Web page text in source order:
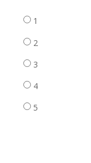
1
2
3
4
5